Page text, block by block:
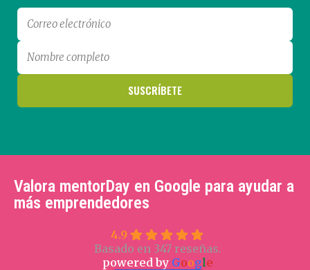
Valora mentorDay en Google para ayudar a
más emprendedores
4.9
Basado en 347 reseñas.
powered by Google